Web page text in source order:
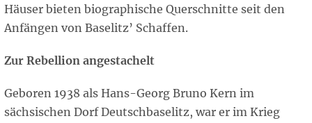
Häuser bieten biographische Querschnitte seit den
Anfängen von Baselitz’ Schaffen.
Zur Rebellion angestachelt
Geboren 1938 als Hans-Georg Bruno Kern im
sächsischen Dorf Deutschbaselitz, war er im Krieg